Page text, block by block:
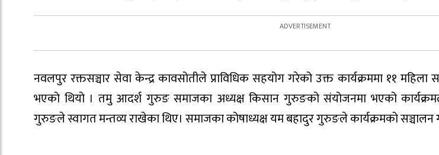
नवलपुर रक्तसञ्चार सेवा केन्द्र कावसोतीले प्राविधिक सहयोग गरेको उक्त कार्यक्रममा ११
भएको थियो । तमु आदर्श गुरुङ समाजका अध्यक्ष किसान गुरुङको संयोजनमा भएको
गुरुङले स्वागत मन्तव्य राखेका थिए। समाजका कोषाध्यक्ष यम बहादुर गुरुङले कार्यक्रमको सञ्चालन